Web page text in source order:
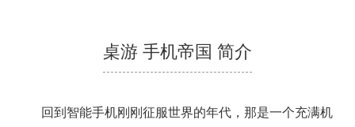
桌游 手机帝国 简介
回到智能手机刚刚征服世界的年代，那是一个充满机